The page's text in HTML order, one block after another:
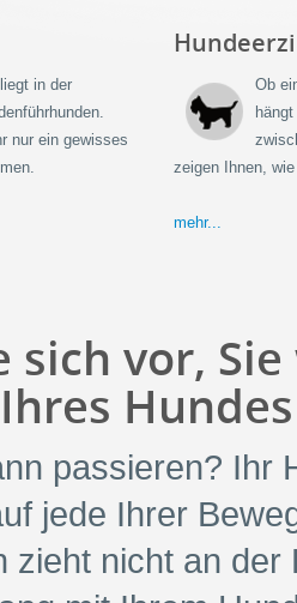
in der
nur ein gewisses
Ob
zeigen Ihnen,
mehr...
sich vor,
passieren? Ihr
jede Ihrer
zieht nicht an